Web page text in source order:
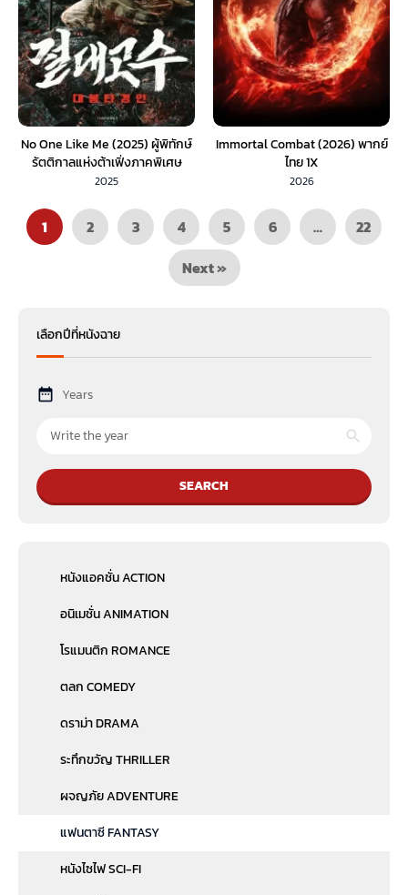
No One Like Me (2025) ผู้พิทักษ์
รัตติกาลแห่งต้าเฟิ่งภาคพิเศษ
(พากย์ไทย)
2025
Immortal Combat (2026) พากย์
ไทย 1X
2026
1 2 3 4 5 6 …
22
Next »
เลือกปีที่หนังฉาย
Years
SEARCH
หนังแอคชั่น ACTION
อนิเมชั่น ANIMATION
โรแมนติก ROMANCE
ตลก COMEDY
ดราม่า DRAMA
ระทึกขวัญ THRILLER
ผจญภัย ADVENTURE
แฟนตาซี FANTASY
หนังไซไฟ SCI-FI